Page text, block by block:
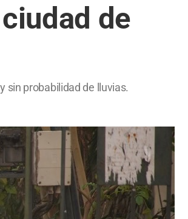
de
sin probabilidad de lluvias.